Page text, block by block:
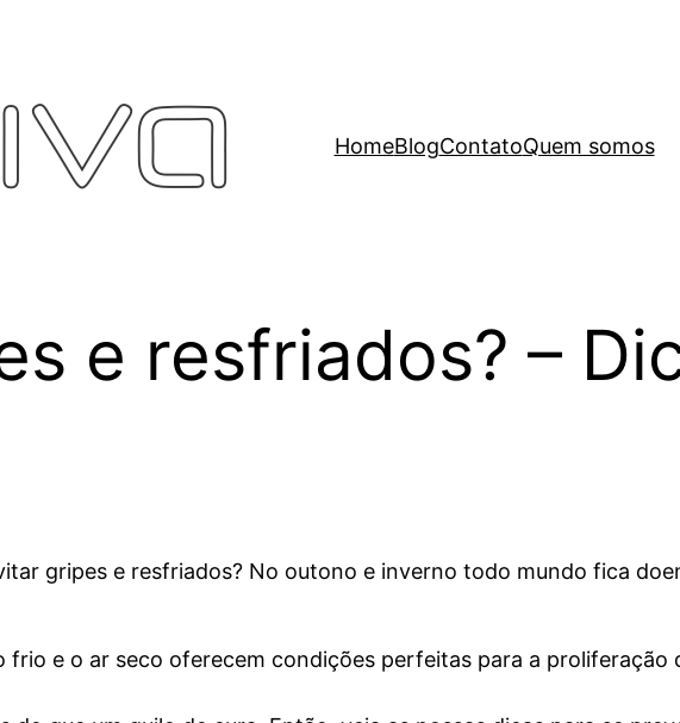
HomeBlogContatoQuem somos
e resfriados? –
gripes e resfriados? No outono e inverno todo mundo fica
e o ar seco oferecem condições perfeitas para a proliferação